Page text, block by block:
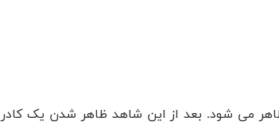
می شود. بعد از این شاهد ظاهر شدن یک کادر